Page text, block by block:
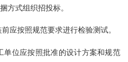
方式组织招投标。
按照规范要求进行检验测试。
位应按照批准的设计方案和规范